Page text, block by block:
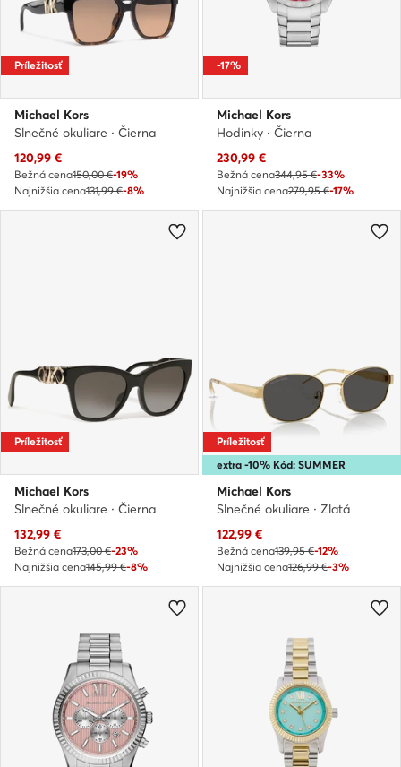
Príležitosť
Michael Kors
Slnečné okuliare · Čierna
Aktuálna cena
120,99 €
Bežná cena150,00 €-19%
Najnižšia cena131,99 €-8%
-17%
Michael Kors
Hodinky · Čierna
Aktuálna cena
230,99 €
Bežná cena344,95 €-33%
Najnižšia cena279,95 €-17%
Príležitosť
Michael Kors
Slnečné okuliare · Čierna
Aktuálna cena
132,99 €
Bežná cena173,00 €-23%
Najnižšia cena145,99 €-8%
extra -10% Kód: SUMMER
Príležitosť
Michael Kors
Slnečné okuliare · Zlatá
Aktuálna cena
122,99 €
Bežná cena139,95 €-12%
Najnižšia cena126,99 €-3%